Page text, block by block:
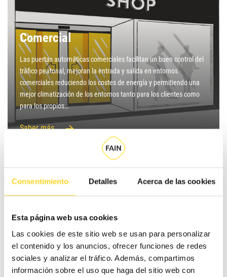
Consentimiento Detalles Acerca de las cookies
Esta página web usa cookies
Las cookies de este sitio web se usan para personalizar
el contenido y los anuncios, ofrecer funciones de redes
sociales y analizar el tráfico. Además, compartimos
información sobre el uso que haga del sitio web con
Comercial
Las puertas automáticas comerciales facilitan un buen control del
tráfico peatonal, mejoran la entrada y salida en entornos
comerciales reduciendo los costes de energía y permitiendo una
mejor climatización de los entornos tanto para los clientes como
para los propios…
Saber más
Sanitario
Las puertas automáticas sanitarias FAIN PUERTAS están
especialmente adaptadas a entornosde salas limpias como